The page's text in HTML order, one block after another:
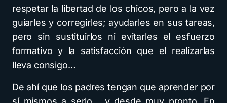
respetar la libertad de los chicos, pero a la vez
guiarles y corregirles; ayudarles en sus tareas,
pero sin sustituirlos ni evitarles el esfuerzo
formativo y la satisfacción que el realizarlas
lleva consigo…
De ahí que los padres tengan que aprender por